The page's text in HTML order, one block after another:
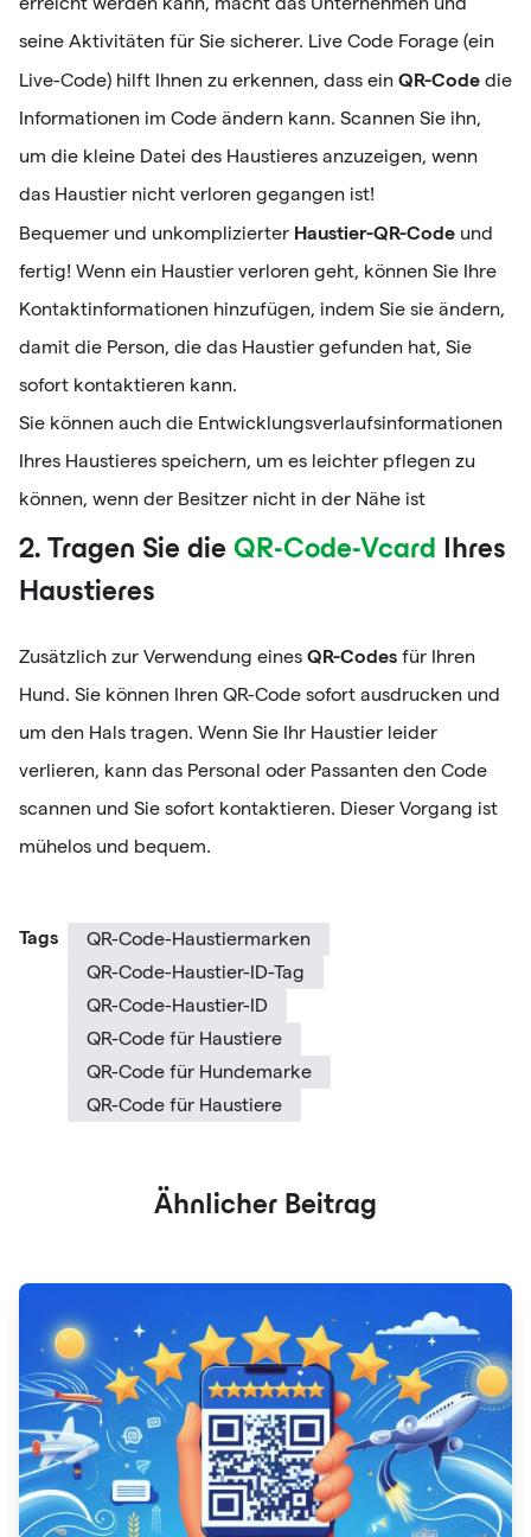
seine Aktivitäten für Sie sicherer. Live Code Forage (ein
Live-Code) hilft Ihnen zu erkennen, dass ein QR-Code die
Informationen im Code ändern kann. Scannen Sie ihn,
um die kleine Datei des Haustieres anzuzeigen, wenn
das Haustier nicht verloren gegangen ist!
Bequemer und unkomplizierter Haustier-QR-Code und
fertig! Wenn ein Haustier verloren geht, können Sie Ihre
Kontaktinformationen hinzufügen, indem Sie sie ändern,
damit die Person, die das Haustier gefunden hat, Sie
sofort kontaktieren kann.
Sie können auch die Entwicklungsverlaufsinformationen
Ihres Haustieres speichern, um es leichter pflegen zu
können, wenn der Besitzer nicht in der Nähe ist
2. Tragen Sie die QR-Code-Vcard
Ihres
Haustieres
Zusätzlich zur Verwendung eines QR-Codes für Ihren
Hund. Sie können Ihren QR-Code sofort ausdrucken und
um den Hals tragen. Wenn Sie Ihr Haustier leider
verlieren, kann das Personal oder Passanten den Code
scannen und Sie sofort kontaktieren. Dieser Vorgang ist
mühelos und bequem.
Tags
QR-Code-Haustiermarken
QR-Code-Haustier-ID-Tag
QR-Code-Haustier-ID
QR-Code für Haustiere
QR-Code für Hundemarke
QR-Code für Haustiere
Ähnlicher Beitrag